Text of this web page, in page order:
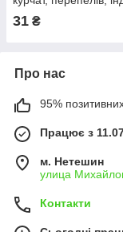
бройлерів, качок,
31 ₴
Про нас
95% позитивних
Працює з
м. Нетешин
улица
Контакти